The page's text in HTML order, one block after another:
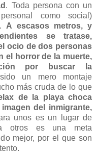
. Toda persona con un
como social)
A escasos metros, y
se tratase,
ocio de dos personas
el horror de la muerte,
por buscar la
un mero montaje
más cruda de lo que
de la playa choca
del inmigrante,
unos es un lugar de
otros es una meta
mejor, por el que son